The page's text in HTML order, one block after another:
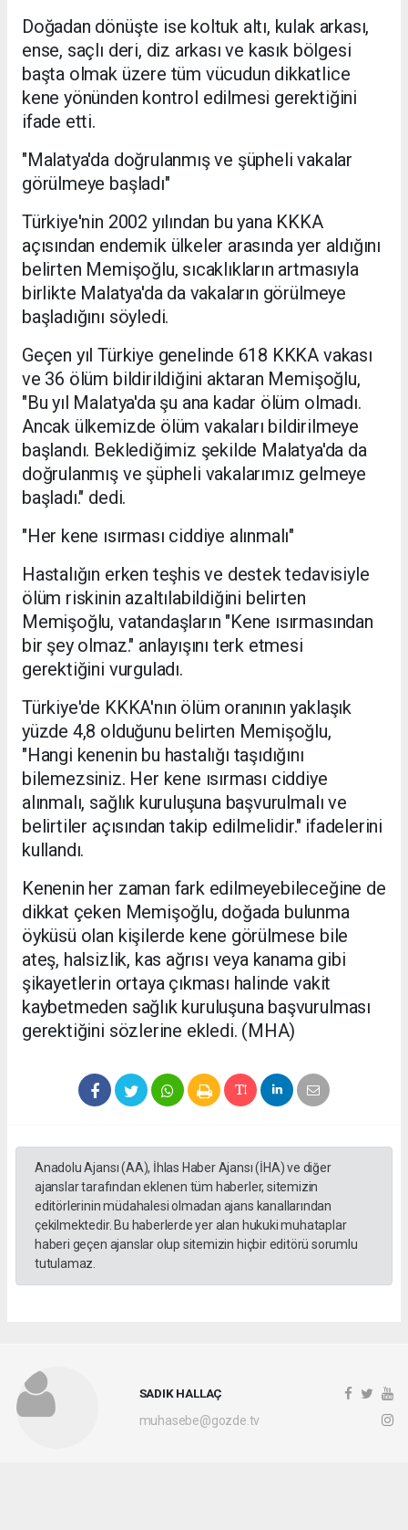
Doğadan dönüşte ise koltuk altı, kulak arkası,
ense, saçlı deri, diz arkası ve kasık bölgesi
başta olmak üzere tüm vücudun dikkatlice
kene yönünden kontrol edilmesi gerektiğini
ifade etti.
"Malatya'da doğrulanmış ve şüpheli vakalar
görülmeye başladı"
Türkiye'nin 2002 yılından bu yana KKKA
açısından endemik ülkeler arasında yer aldığını
belirten Memişoğlu, sıcaklıkların artmasıyla
birlikte Malatya'da da vakaların görülmeye
başladığını söyledi.
Geçen yıl Türkiye genelinde 618 KKKA vakası
ve 36 ölüm bildirildiğini aktaran Memişoğlu,
"Bu yıl Malatya'da şu ana kadar ölüm olmadı.
Ancak ülkemizde ölüm vakaları bildirilmeye
başlandı. Beklediğimiz şekilde Malatya'da da
doğrulanmış ve şüpheli vakalarımız gelmeye
başladı." dedi.
"Her kene ısırması ciddiye alınmalı"
Hastalığın erken teşhis ve destek tedavisiyle
ölüm riskinin azaltılabildiğini belirten
Memişoğlu, vatandaşların "Kene ısırmasından
bir şey olmaz." anlayışını terk etmesi
gerektiğini vurguladı.
Türkiye'de KKKA'nın ölüm oranının yaklaşık
yüzde 4,8 olduğunu belirten Memişoğlu,
"Hangi kenenin bu hastalığı taşıdığını
bilemezsiniz. Her kene ısırması ciddiye
alınmalı, sağlık kuruluşuna başvurulmalı ve
belirtiler açısından takip edilmelidir." ifadelerini
kullandı.
Kenenin her zaman fark edilmeyebileceğine de
dikkat çeken Memişoğlu, doğada bulunma
öyküsü olan kişilerde kene görülmese bile
ateş, halsizlik, kas ağrısı veya kanama gibi
şikayetlerin ortaya çıkması halinde vakit
kaybetmeden sağlık kuruluşuna başvurulması
gerektiğini sözlerine ekledi. (MHA)
Anadolu Ajansı (AA), İhlas Haber Ajansı (İHA) ve diğer
ajanslar tarafından eklenen tüm haberler, sitemizin
editörlerinin müdahalesi olmadan ajans kanallarından
çekilmektedir. Bu haberlerde yer alan hukuki muhataplar
haberi geçen ajanslar olup sitemizin hiçbir editörü sorumlu
tutulamaz.
SADIK HALLAÇ
muhasebe@gozde.tv